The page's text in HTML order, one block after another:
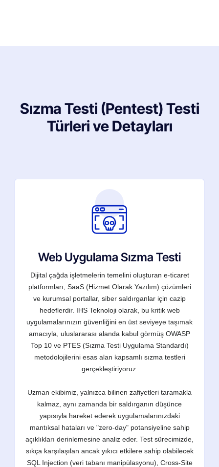
Sızma Testi (Pentest) Testi
Türleri ve Detayları
Web Uygulama Sızma Testi
Dijital çağda işletmelerin temelini oluşturan e-ticaret
platformları, SaaS (Hizmet Olarak Yazılım) çözümleri
ve kurumsal portallar, siber saldırganlar için cazip
hedeflerdir. IHS Teknoloji olarak, bu kritik web
uygulamalarınızın güvenliğini en üst seviyeye taşımak
amacıyla, uluslararası alanda kabul görmüş OWASP
Top 10 ve PTES (Sızma Testi Uygulama Standardı)
metodolojilerini esas alan kapsamlı sızma testleri
gerçekleştiriyoruz.
Uzman ekibimiz, yalnızca bilinen zafiyetleri taramakla
kalmaz, aynı zamanda bir saldırganın düşünce
yapısıyla hareket ederek uygulamalarınızdaki
mantıksal hataları ve "zero-day" potansiyeline sahip
açıklıkları derinlemesine analiz eder. Test sürecimizde,
sıkça karşılaşılan ancak yıkıcı etkilere sahip olabilecek
SQL Injection (veri tabanı manipülasyonu), Cross-Site